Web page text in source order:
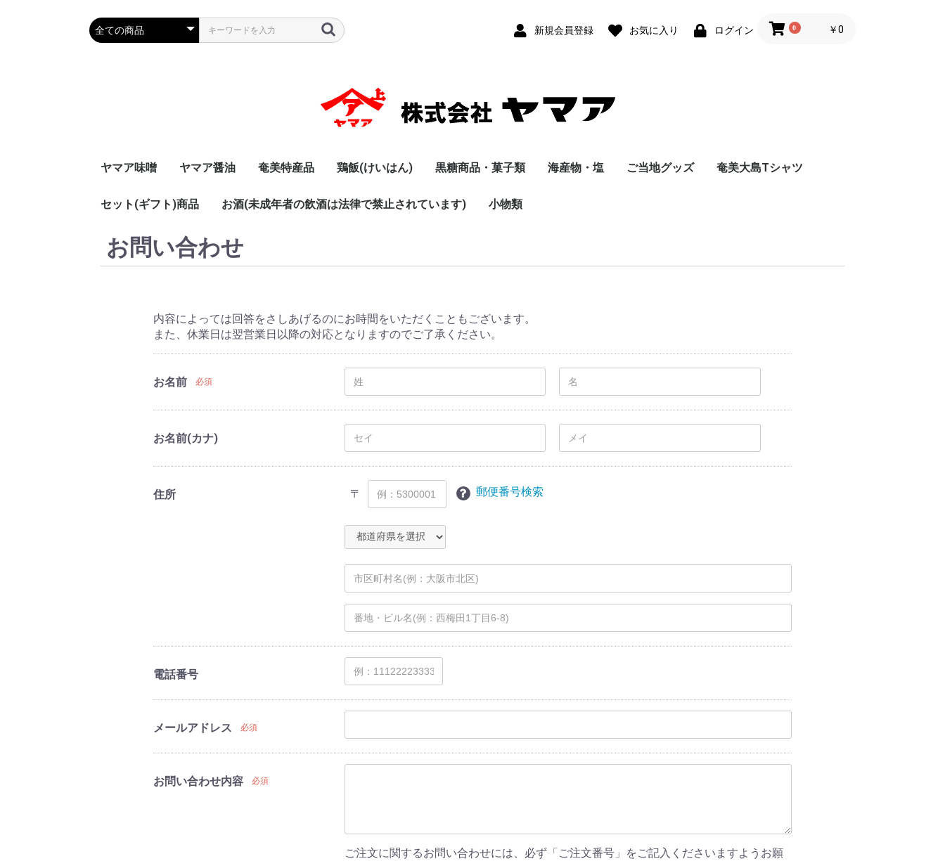
新規会員登録 お気に入り ログイン 0 ￥0
ヤマア味噌 ヤマア醤油 奄美特産品
茶うけみそ・つくだに
スープセット・味噌汁
鶏飯(けいはん) 黒糖商品・菓子類
黒砂糖
菓子類・その他
海産物・塩 ご当地グッズ 奄美大島Tシャツ
セット(ギフト)商品 お酒(未成年者の飲酒は法律で禁止されています) 小物類
お問い合わせ
内容によっては回答をさしあげるのにお時間をいただくこともございます。
また、休業日は翌営業日以降の対応となりますのでご了承ください。
お名前 必須
お名前(カナ)
住所 〒 郵便番号検索
電話番号
メールアドレス 必須
お問い合わせ内容 必須
ご注文に関するお問い合わせには、必ず「ご注文番号」をご記入くださいますようお願